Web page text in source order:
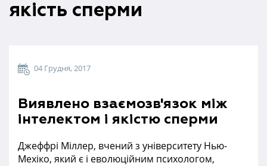
якість сперми
04 Грудня, 2017
Виявлено взаємозв'язок між
інтелектом і якістю сперми
Джеффрі Міллер, вчений з університету Нью-
Мехіко, який є і еволюційним психологом,